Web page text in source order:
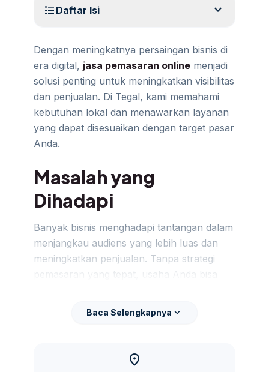
format_list_bulleted Daftar Isi expand_more
Dengan meningkatnya persaingan bisnis di
era digital, jasa pemasaran online menjadi
solusi penting untuk meningkatkan visibilitas
dan penjualan. Di Tegal, kami memahami
kebutuhan lokal dan menawarkan layanan
yang dapat disesuaikan dengan target pasar
Anda.
Masalah yang
Dihadapi
Banyak bisnis menghadapi tantangan dalam
menjangkau audiens yang lebih luas dan
meningkatkan penjualan. Tanpa strategi
pemasaran yang tepat, usaha Anda bisa
jasa digital marketing Tegal
membantu
dengan target promosi.
Baca Selengkapnya expand_more
location_on